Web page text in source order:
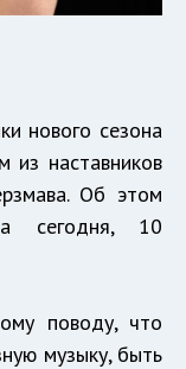
нового сезона
из наставников
Об этом
сегодня, 10
поводу, что
музыку, быть